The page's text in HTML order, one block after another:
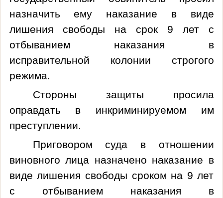
назначить ему наказание в виде
лишения свободы на срок 9 лет с
отбыванием наказания в
исправительной колонии строгого
режима.
Стороны защиты просила
оправдать в инкриминируемом им
преступлении.
Приговором суда в отношении
виновного лица назначено наказание в
виде лишения свободы сроком на 9 лет
с отбыванием наказания в